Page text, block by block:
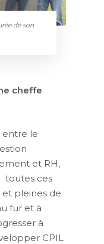
de son
cheffe
entre le
et RH,
toutes ces
et pleines de
fur et à
à
CPIL